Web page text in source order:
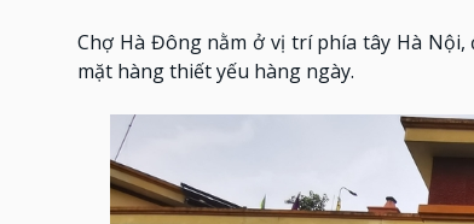
Chợ Hà Đông nằm ở vị trí phía tây Hà
mặt hàng thiết yếu hàng ngày.